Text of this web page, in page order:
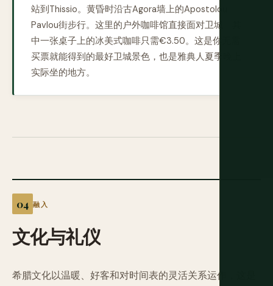
站到Thissio。黄昏时沿古Agora墙上的Apostolou
Pavlou街步行。这里的户外咖啡馆直接面对卫城。其
中一张桌子上的冰美式咖啡只需€3.50。这是你无需
买票就能得到的最好卫城景色，也是雅典人夏季晚上
实际坐的地方。
融入
文化与礼仪
希腊文化以温暖、好客和对时间表的灵活关系运作，这是